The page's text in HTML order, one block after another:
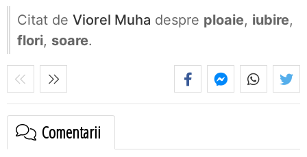
Citat de Viorel Muha despre ploaie, iubire,
flori, soare.
Comentarii